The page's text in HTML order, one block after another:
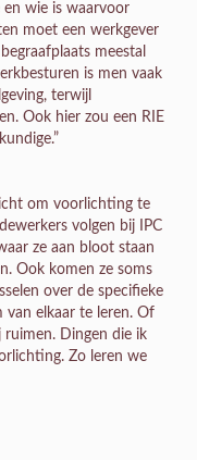
en wie is waarvoor
moet een werkgever
meestal
is men vaak
terwijl
Ook hier zou een RIE
om voorlichting te
volgen bij IPC
ze aan bloot staan
Ook komen ze soms
over de specifieke
van elkaar te leren. Of
ruimen. Dingen die ik
Zo leren we